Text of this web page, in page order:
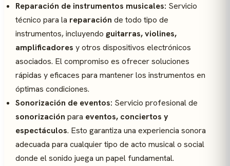
Reparación de instrumentos musicales: Servicio
técnico para la reparación de todo tipo de
instrumentos, incluyendo guitarras, violines,
amplificadores y otros dispositivos electrónicos
asociados. El compromiso es ofrecer soluciones
rápidas y eficaces para mantener los instrumentos en
óptimas condiciones.
Sonorización de eventos: Servicio profesional de
sonorización para eventos, conciertos y
espectáculos. Esto garantiza una experiencia sonora
adecuada para cualquier tipo de acto musical o social
donde el sonido juega un papel fundamental.